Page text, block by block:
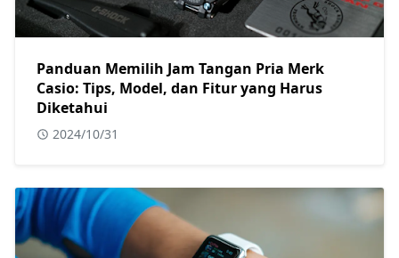
Panduan Memilih Jam Tangan Pria Merk
Casio: Tips, Model, dan Fitur yang Harus
Diketahui
2024/10/31